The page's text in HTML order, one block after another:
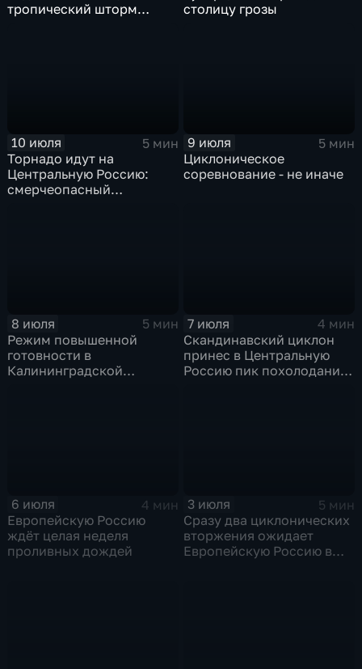
тропический шторм
столицу грозы
10 июля
5 мин
Торнадо идут на
Центральную Россию:
смерчеопасный
9 июля
5 мин
Циклоническое
соревнование - не иначе
8 июля
5 мин
Режим повышенной
готовности в
Калининградской
7 июля
4 мин
Скандинавский циклон
принес в Центральную
Россию пик похолодания
6 июля
4 мин
Европейскую Россию
ждёт целая неделя
проливных дождей
3 июля
5 мин
Сразу два циклонических
вторжения ожидает
Европейскую Россию в